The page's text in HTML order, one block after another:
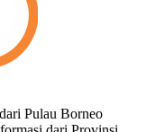
Pulau Borneo